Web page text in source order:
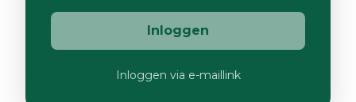
Inloggen
Inloggen via e-maillink